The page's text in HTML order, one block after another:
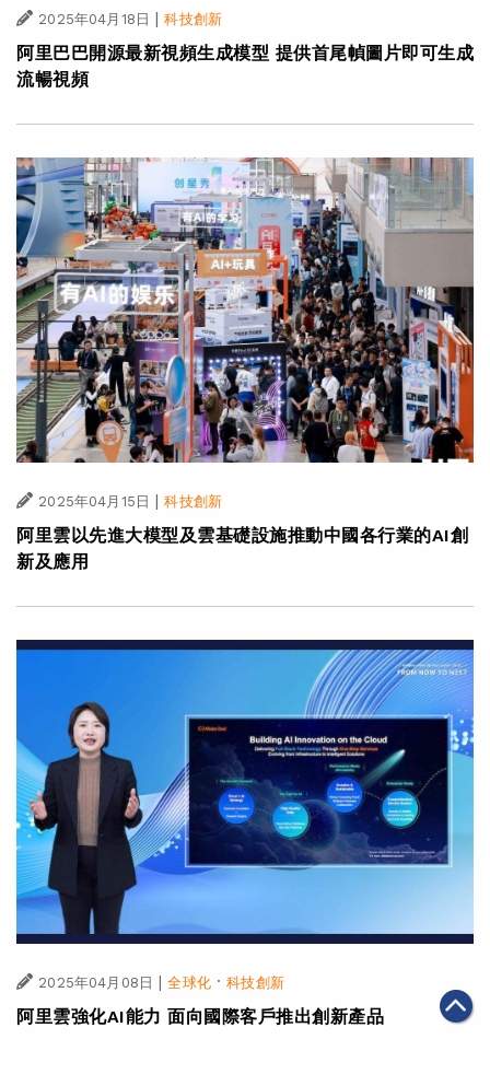
2025年04月18日 科技創新
阿里巴巴開源最新視頻生成模型 提供首尾幀圖片即可生成
流暢視頻
2025年04月15日 | 科技創新
阿里雲以先進大模型及雲基礎設施推動中國各行業的AI創
新及應用
2025年04月08日 | 全球化·科技創新
阿里雲強化AI能力 面向國際客戶推出創新產品